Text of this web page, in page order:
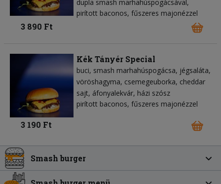
dupla smash marhahúspogácsával,
pirított baconos, fűszeres majonézzel
3 890 Ft
Kék Tányér Special
buci smash marhahúspogácsa jégsaláta
vöröshagyma csemegeuborka cheddar
sajt áfonyalekvár házi szósz
pirított baconos, fűszeres majonézzel
3 190 Ft
Smash burger